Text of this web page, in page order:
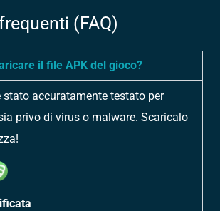
(FAQ)
il file APK del gioco?
stato accuratamente testato per
privo di virus o malware. Scaricalo